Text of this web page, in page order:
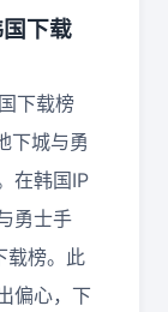
下载
下载榜
下城与勇
在韩国IP
勇士手
载榜。此
偏心，下